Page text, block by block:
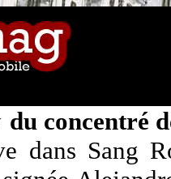
du concentré
dans Sang